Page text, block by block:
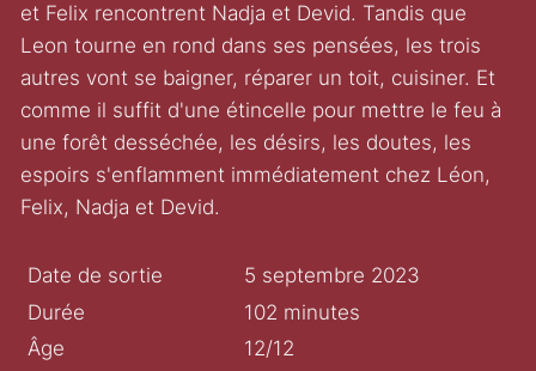
et Felix rencontrent Nadja et Devid. Tandis que
Leon tourne en rond dans ses pensées, les trois
autres vont se baigner, réparer un toit, cuisiner. Et
comme il suffit d'une étincelle pour mettre le feu à
une forêt desséchée, les désirs, les doutes, les
espoirs s'enflamment immédiatement chez Léon,
Felix, Nadja et Devid.
Date de sortie
5 septembre 2023
Durée
102 minutes
Âge
12/12